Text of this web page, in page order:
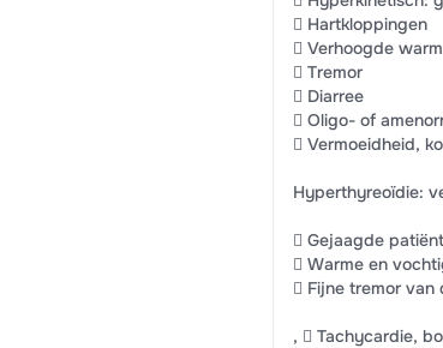
 Hartkloppingen
 Verhoogde
 Tremor
 Diarree
 Oligo- of
 Vermoeidheid,
Hyperthyreoïdie:
 Gejaagde patiënt
 Warme en
 Fijne tremor van
,  Tachycardie,